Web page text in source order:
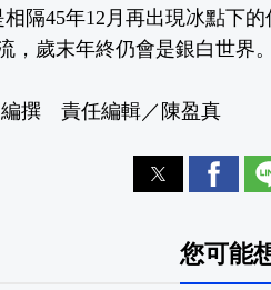
隔45年12月再出現冰點下
，歲末年終仍會是銀白世界。
編撰 責任編輯／陳盈真
您可能